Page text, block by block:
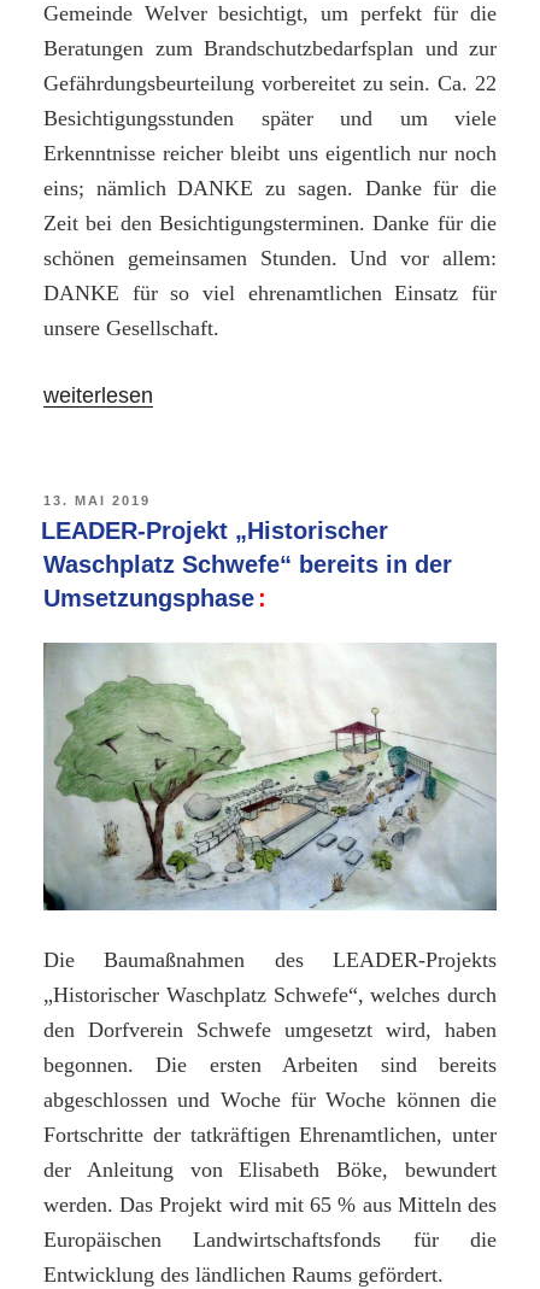
Gemeinde Welver besichtigt, um perfekt für die
Beratungen zum Brandschutzbedarfsplan und zur
Gefährdungsbeurteilung vorbereitet zu sein. Ca. 22
Besichtigungsstunden später und um viele
Erkenntnisse reicher bleibt uns eigentlich nur noch
eins; nämlich DANKE zu sagen. Danke für die
Zeit bei den Besichtigungsterminen. Danke für die
schönen gemeinsamen Stunden. Und vor allem:
DANKE für so viel ehrenamtlichen Einsatz für
unsere Gesellschaft.
„Vielen
Eure
Zeit!
–
Bürgergemeinschaft
besichtigt
Feuerwehrgerätehäuser
der
Gemeinde
Welver“
weiterlesen
VERÖFFENTLICHT
AM
13. MAI 2019
LEADER-Projekt „Historischer
Waschplatz Schwefe“ bereits in der
Umsetzungsphase
Die Baumaßnahmen des LEADER-Projekts
„Historischer Waschplatz Schwefe“, welches durch
den Dorfverein Schwefe umgesetzt wird, haben
begonnen. Die ersten Arbeiten sind bereits
abgeschlossen und Woche für Woche können die
Fortschritte der tatkräftigen Ehrenamtlichen, unter
der Anleitung von Elisabeth Böke, bewundert
werden. Das Projekt wird mit 65 % aus Mitteln des
Europäischen Landwirtschaftsfonds für die
Entwicklung des ländlichen Raums gefördert.